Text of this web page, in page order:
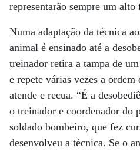
representarão sempre um
Numa adaptação da técnica
animal é ensinado até a
treinador retira a tampa de
e repete várias vezes a
atende e recua. “É a
o treinador e coordenador do
soldado bombeiro, que fez
desenvolveu a técnica. Se o